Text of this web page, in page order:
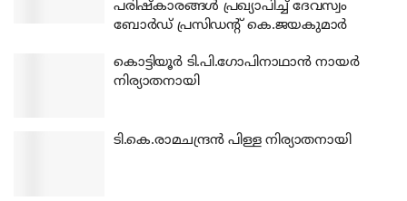
പരിഷ്‌കാരങ്ങള്‍ പ്രഖ്യാപിച്ച് ദേവസ്വം
ബോര്‍ഡ് പ്രസിഡന്റ് കെ.ജയകുമാര്‍
കൊട്ടിയൂര്‍ ടി.പി.ഗോപിനാഥാന്‍ നായര്‍
നിര്യാതനായി
ടി.കെ.രാമചന്ദ്രന്‍ പിള്ള നിര്യാതനായി